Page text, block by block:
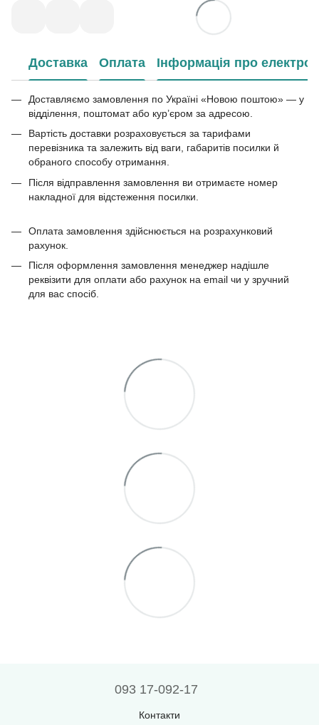
Доставка Оплата Інформація про
Доставляємо замовлення по Україні «Новою поштою» — у
відділення, поштомат або кур’єром за адресою.
Вартість доставки розраховується за тарифами
перевізника та залежить від ваги, габаритів посилки й
обраного способу отримання.
Після відправлення замовлення ви отримаєте номер
накладної для відстеження посилки.
Оплата замовлення здійснюється на розрахунковий
рахунок.
Після оформлення замовлення менеджер надішле
реквізити для оплати або рахунок на email чи у зручний
для вас спосіб.
093 17-092-17
Контакти